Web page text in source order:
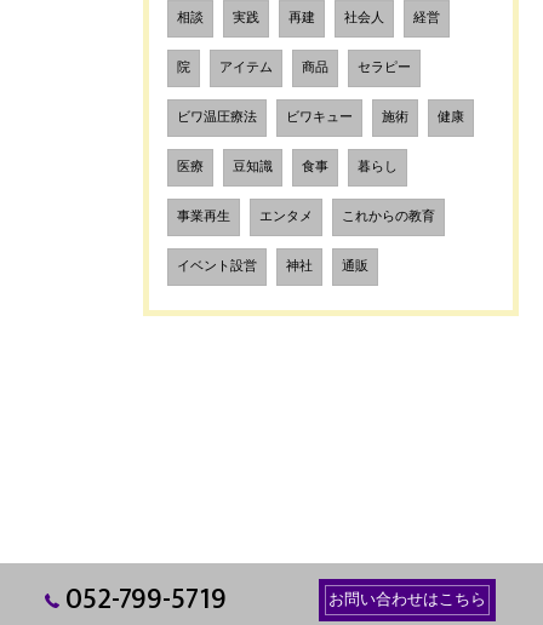
相談 実践 再建 社会人 経営
院 アイテム 商品 セラピー
ビワ温圧療法 ビワキュー 施術 健康
医療 豆知識 食事 暮らし
事業再生 エンタメ これからの教育
イベント設営 神社 通販
052-799-5719 お問い合わせはこちら